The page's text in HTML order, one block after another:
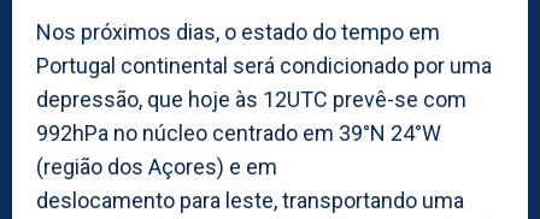
Nos próximos dias, o estado do tempo em
Portugal continental será condicionado por uma
depressão, que hoje às 12UTC prevê-se com
992hPa no núcleo centrado em 39°N 24°W
(região dos Açores) e em
deslocamento para leste, transportando uma